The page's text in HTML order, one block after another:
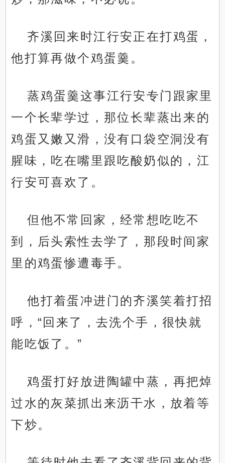
齐溪回来时江行安正在打鸡蛋，
他打算再做个鸡蛋羹。
蒸鸡蛋羹这事江行安专门跟家里
一个长辈学过，那位长辈蒸出来的
鸡蛋又嫩又滑，没有口袋空洞没有
腥味，吃在嘴里跟吃酸奶似的，江
行安可喜欢了。
但他不常回家，经常想吃吃不
到，后头索性去学了，那段时间家
里的鸡蛋惨遭毒手。
他打着蛋冲进门的齐溪笑着打招
呼，“回来了，去洗个手，很快就
能吃饭了。”
鸡蛋打好放进陶罐中蒸，再把焯
过水的灰菜抓出来沥干水，放着等
下炒。